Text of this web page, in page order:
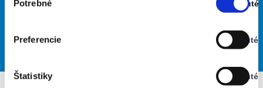
súhlasu
Potrebné Zapnuté
Stav:
Preferencie
Vypnuté
Stav:
Štatistiky
Vypnuté
Stav:
27° 27°